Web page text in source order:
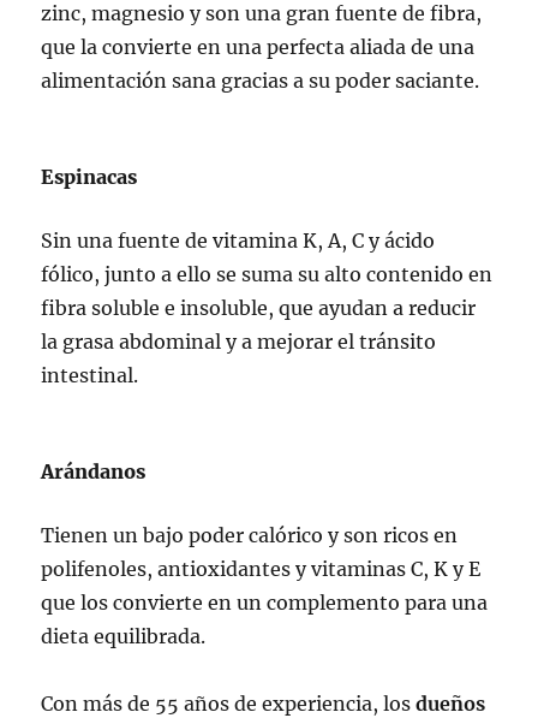
zinc, magnesio y son una gran fuente de fibra,
que la convierte en una perfecta aliada de una
alimentación sana gracias a su poder saciante.
Espinacas
Sin una fuente de vitamina K, A, C y ácido
fólico, junto a ello se suma su alto contenido en
fibra soluble e insoluble, que ayudan a reducir
la grasa abdominal y a mejorar el tránsito
intestinal.
Arándanos
Tienen un bajo poder calórico y son ricos en
polifenoles, antioxidantes y vitaminas C, K y E
que los convierte en un complemento para una
dieta equilibrada.
Con más de 55 años de experiencia, losdueños